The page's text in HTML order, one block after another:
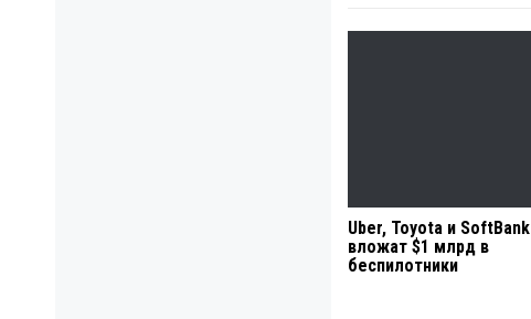
Uber, Toyota и SoftBank
вложат $1 млрд в
беспилотники